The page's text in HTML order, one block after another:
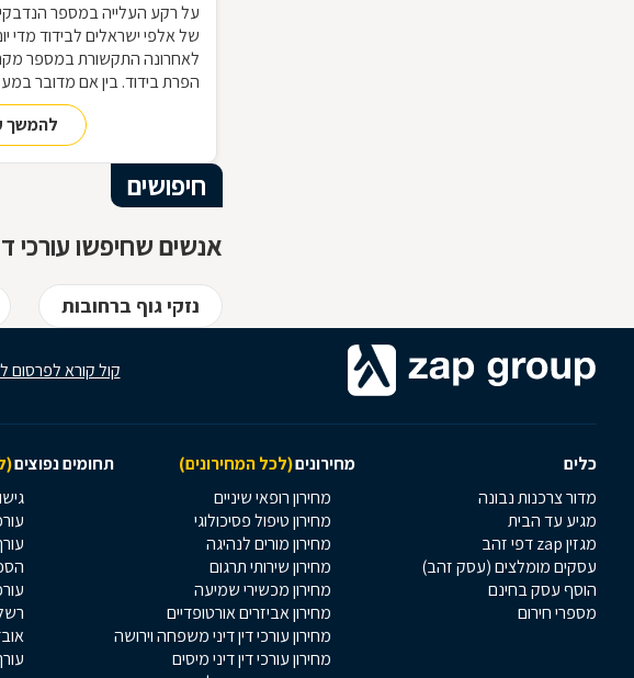
על רקע העלייה במספר
של אלפי ישראלים לבידוד מדי
לאחרונה התקשורת במספר
הפרת בידוד. בין אם מדובר
באי הבנה של תנאי הבידוד,
ישנן השלכות אותן חשוב להכיר
להמשך
חיפושים
אנשים שחיפשו עורכי
נזקי גוף ברחובות
קול קורא לפרסום
כלים מחירונים(לכל המחירונים) תחומים נפוצים
מדור צרכנות נבונה
מגיע עד הבית
מגזין zap דפי זהב
עסקים מומלצים (עסק זהב)
הוסף עסק בחינם
מספרי חירום
מחירון רופאי שיניים
מחירון טיפול פסיכולוגי
מחירון מורים לנהיגה
מחירון שירותי תרגום
מחירון מכשירי שמיעה
מחירון אביזרים אורטופדיים
מחירון עורכי דין דיני משפחה וירושה
מחירון עורכי דין דיני מיסים